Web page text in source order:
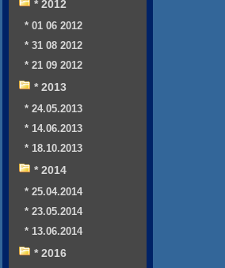
* 2012
* 01 06 2012
* 31 08 2012
* 21 09 2012
* 2013
* 24.05.2013
* 14.06.2013
* 18.10.2013
* 2014
* 25.04.2014
* 23.05.2014
* 13.06.2014
* 2016